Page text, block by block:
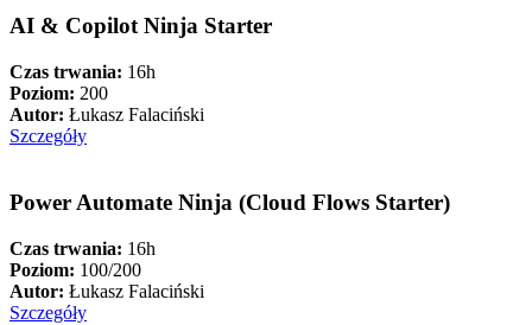
AI & Copilot Ninja Starter
Czas trwania: 16h
Poziom: 200
Autor: Łukasz Falaciński
Szczegóły
Power Automate Ninja (Cloud Flows Starter)
Czas trwania: 16h
Poziom: 100/200
Autor: Łukasz Falaciński
Szczegóły